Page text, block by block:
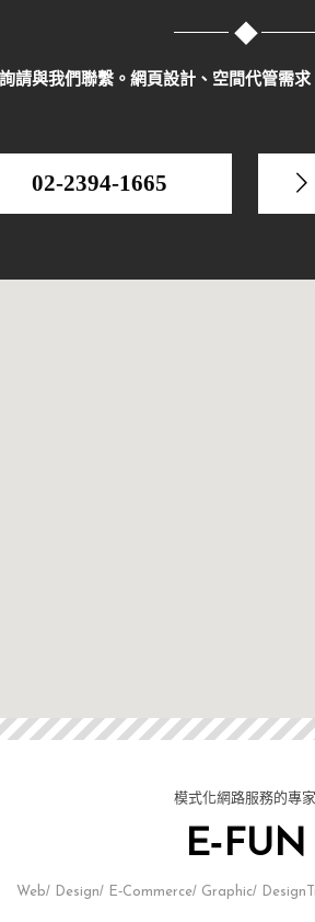
請與我們聯繫。網頁設計、空間代管需
02-2394-1665
模式化網路服務的專家
E-FUN
Web/ Design/ E-Commerce/ Graphic/